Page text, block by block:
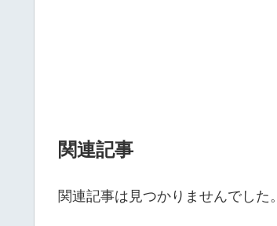
関連記事
関連記事は見つかりませんでした。